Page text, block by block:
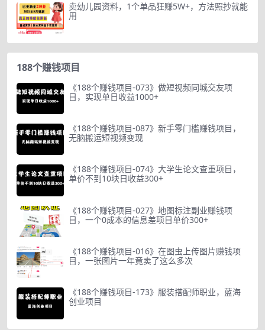
卖幼儿园资料，1个单品狂赚5W+，方法照抄就能
用
188个赚钱项目
《188个赚钱项目-073》做短视频同城交友项
目，实现单日收益1000+
《188个赚钱项目-087》新手零门槛赚钱项目，
无脑搬运短视频变现
《188个赚钱项目-074》大学生论文查重项目，
单价不到10块日收益300+
《188个赚钱项目-027》地图标注副业赚钱项
目，一个0成本的信息差项目单价300+
《188个赚钱项目-016》在图虫上传图片赚钱项
目，一张图片一年竟卖了这么多次
《188个赚钱项目-173》服装搭配师职业，蓝海
创业项目